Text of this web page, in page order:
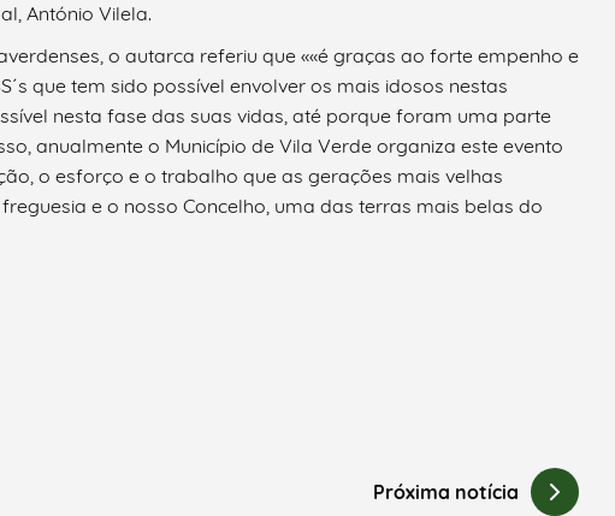
António Vilela.
o autarca referiu que ««é graças ao forte empenho e
que tem sido possível envolver os mais idosos nestas
nesta fase das suas vidas, até porque foram uma parte
anualmente o Município de Vila Verde organiza este evento
o esforço e o trabalho que as gerações mais velhas
e o nosso Concelho, uma das terras mais belas do
Próxima notícia